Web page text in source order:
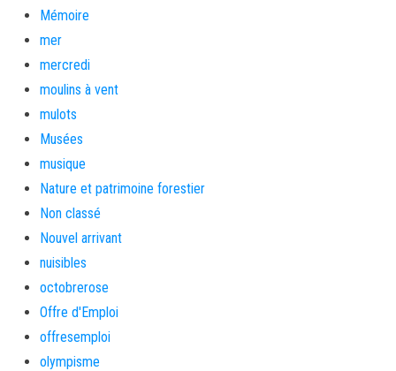
Mémoire
mer
mercredi
moulins à vent
mulots
Musées
musique
Nature et patrimoine forestier
Non classé
Nouvel arrivant
nuisibles
octobrerose
Offre d'Emploi
offresemploi
olympisme